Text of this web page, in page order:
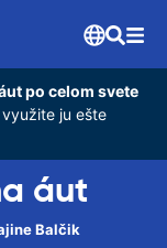
po celom svete
ju ešte
áut
Balčik